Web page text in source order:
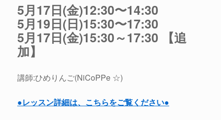
5月17日(金)12:30〜14:30
5月19日(日)15:30〜17:30
5月17日(金)15:30～17:30 【追
加】
講師:ひめりんご(NiCoPPe ☆)
●レッスン詳細は、こちらをご覧ください●